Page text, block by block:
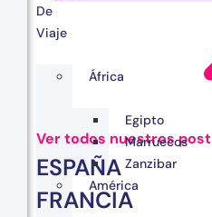
Ver todos nuestros post
ESPAÑA
FRANCIA
De
Viaje
África
Egipto
Marruecos
Zanzibar
América